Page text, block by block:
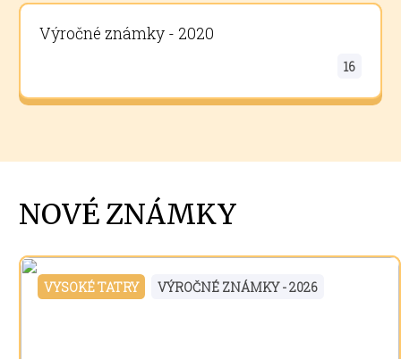
Výročné známky - 2020
16
NOVÉ ZNÁMKY
VYSOKÉ TATRY VÝROČNÉ ZNÁMKY - 2026